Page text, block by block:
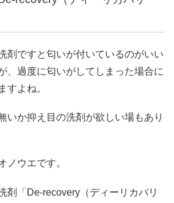
剤ですと匂いが付いているのがいい
、過度に匂いがしてしまった場合に
すよね。
いか抑え目の洗剤が欲しい場もあり
ノウエです。
剤「De-recovery（ディーリカバリ